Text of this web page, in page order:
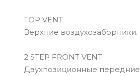
TOP VENT
Верхние воздухозаборники.
2 STEP FRONT VENT
Двухпозиционные передние